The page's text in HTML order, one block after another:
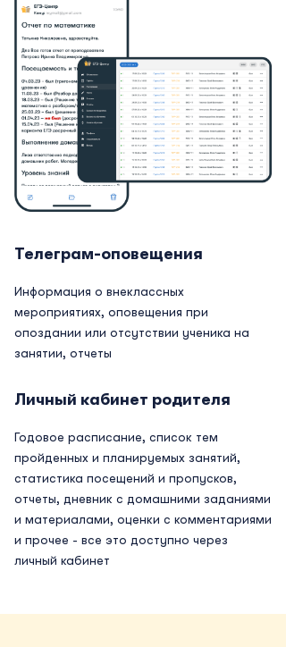
Телеграм-оповещения
Информация о внеклассных
мероприятиях, оповещения при
опоздании или отсутствии ученика на
занятии, отчеты
Личный кабинет родителя
Годовое расписание, список тем
пройденных и планируемых занятий,
статистика посещений и пропусков,
отчеты, дневник с домашними заданиями
и материалами, оценки с комментариями
и прочее - все это доступно через
личный кабинет